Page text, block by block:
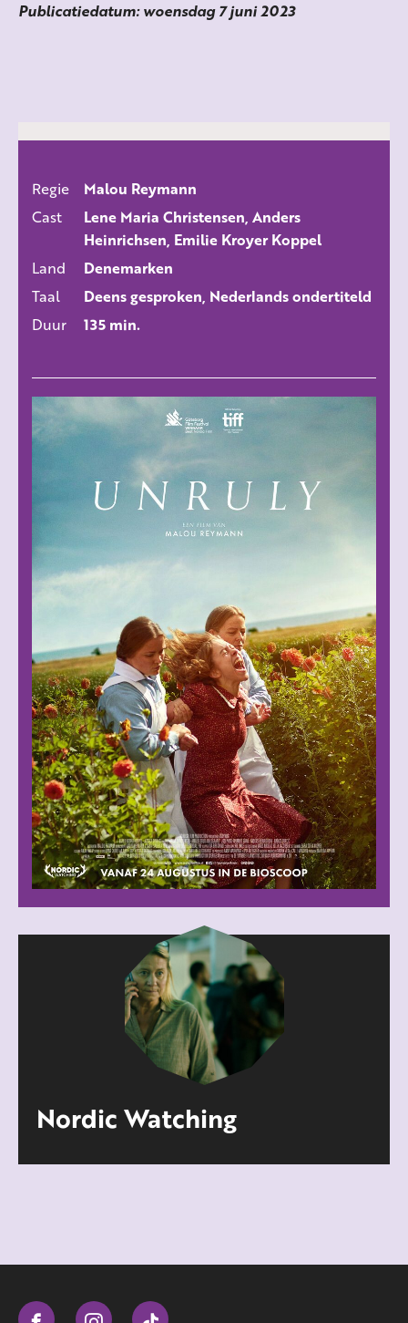
Publicatiedatum: woensdag 7 juni 2023
Regie
Malou Reymann
Cast
Lene Maria Christensen, Anders
Heinrichsen, Emilie Kroyer Koppel
Land
Denemarken
Taal
Deens gesproken, Nederlands ondertiteld
Duur
135 min.
Nordic Watching